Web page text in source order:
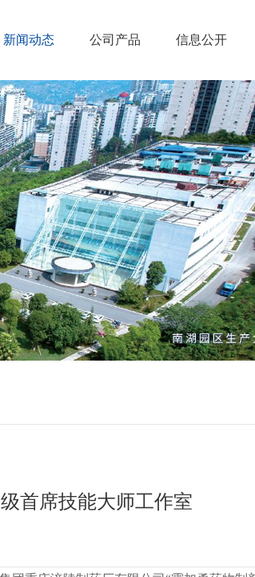
新闻动态 公司产品 信息公开
首席技能大师工作室